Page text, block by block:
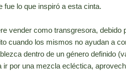
fue lo que inspiró a esta cinta.
vender como transgresora,
cuando los mismos no ayudan a
dentro de un género definido
ir por una mezcla ecléctica,